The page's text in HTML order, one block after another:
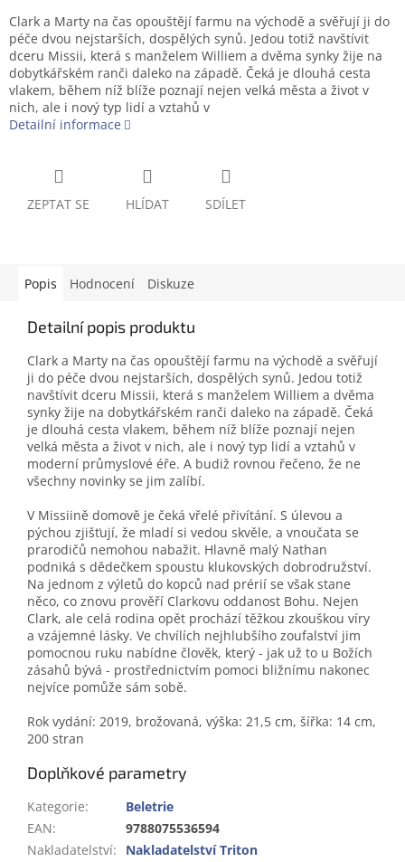
Clark a Marty na čas opouštějí farmu na východě a svěřují ji do
péče dvou nejstarších, dospělých synů. Jedou totiž navštívit
dceru Missii, která s manželem Williem a dvěma synky žije na
dobytkářském ranči daleko na západě. Čeká je dlouhá cesta
vlakem, během níž blíže poznají nejen velká města a život v
nich, ale i nový typ lidí a vztahů v
Detailní informace
ZEPTAT SE HLÍDAT SDÍLET
Popis Hodnocení Diskuze
Detailní popis produktu
Clark a Marty na čas opouštějí farmu na východě a svěřují
ji do péče dvou nejstarších, dospělých synů. Jedou totiž
navštívit dceru Missii, která s manželem Williem a dvěma
synky žije na dobytkářském ranči daleko na západě. Čeká
je dlouhá cesta vlakem, během níž blíže poznají nejen
velká města a život v nich, ale i nový typ lidí a vztahů v
moderní průmyslové éře. A budiž rovnou řečeno, že ne
všechny novinky se jim zalíbí.
V Missiině domově je čeká vřelé přivítání. S úlevou a
pýchou zjišťují, že mladí si vedou skvěle, a vnoučata se
prarodičů nemohou nabažit. Hlavně malý Nathan
podniká s dědečkem spoustu klukovských dobrodružství.
Na jednom z výletů do kopců nad prérií se však stane
něco, co znovu prověří Clarkovu oddanost Bohu. Nejen
Clark, ale celá rodina opět prochází těžkou zkouškou víry
a vzájemné lásky. Ve chvílích nejhlubšího zoufalství jim
pomocnou ruku nabídne člověk, který - jak už to u Božích
zásahů bývá - prostřednictvím pomoci bližnímu nakonec
nejvíce pomůže sám sobě.
Rok vydání: 2019, brožovaná, výška: 21,5 cm, šířka: 14 cm,
200 stran
Doplňkové parametry
Kategorie:
Beletrie
EAN:
9788075536594
Nakladatelství:
Nakladatelství Triton